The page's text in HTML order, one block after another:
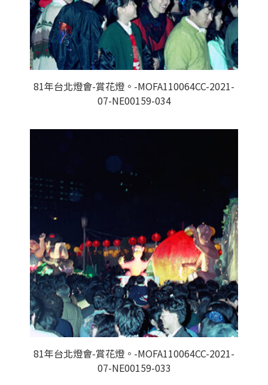
81年台北燈會-賞花燈。-MOFA110064CC-2021-
07-NE00159-034
81年台北燈會-賞花燈。-MOFA110064CC-2021-
07-NE00159-033